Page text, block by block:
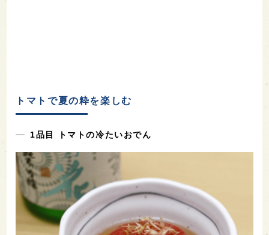
トマトで夏の粋を楽しむ
1品目 トマトの冷たいおでん